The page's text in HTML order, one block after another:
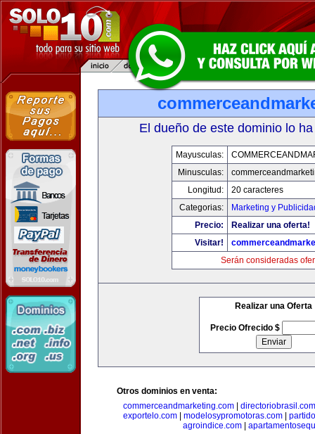
El dueño de este dominio lo
Mayusculas:
Minusculas:
Longitud:
20 caracteres
Categorias:
Marketing y
Precio:
Realizar una oferta!
Visitar!
Serán consideradas
Realizar una Oferta
Precio Ofrecido $
Otros dominios en venta:
commerceandmarketing.com| directoriobrasil.com
exportelo.com
modelosypromotoras.com
agroindice.com